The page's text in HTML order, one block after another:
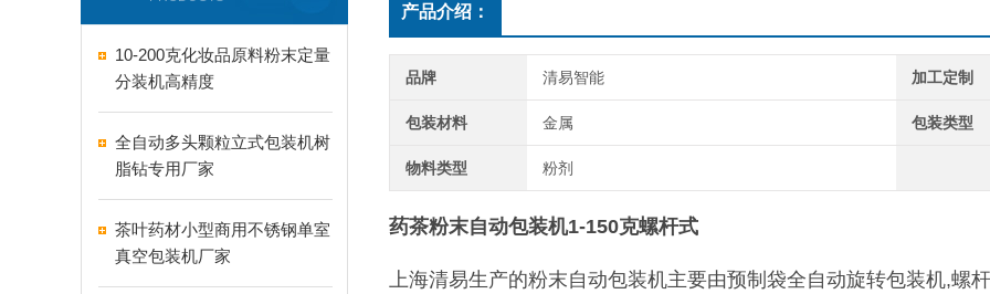
10-200克化妆品原料粉末定量
分装机高精度
全自动多头颗粒立式包装机树
脂钻专用厂家
茶叶药材小型商用不锈钢单室
真空包装机厂家
产品介绍：
品牌 清易智能 加工定制
包装材料 金属 包装类型
物料类型 粉剂
药茶粉末自动包装机1-150克螺杆式
上海清易生产的粉末自动包装机主要由预制袋全自动旋转包装机,螺